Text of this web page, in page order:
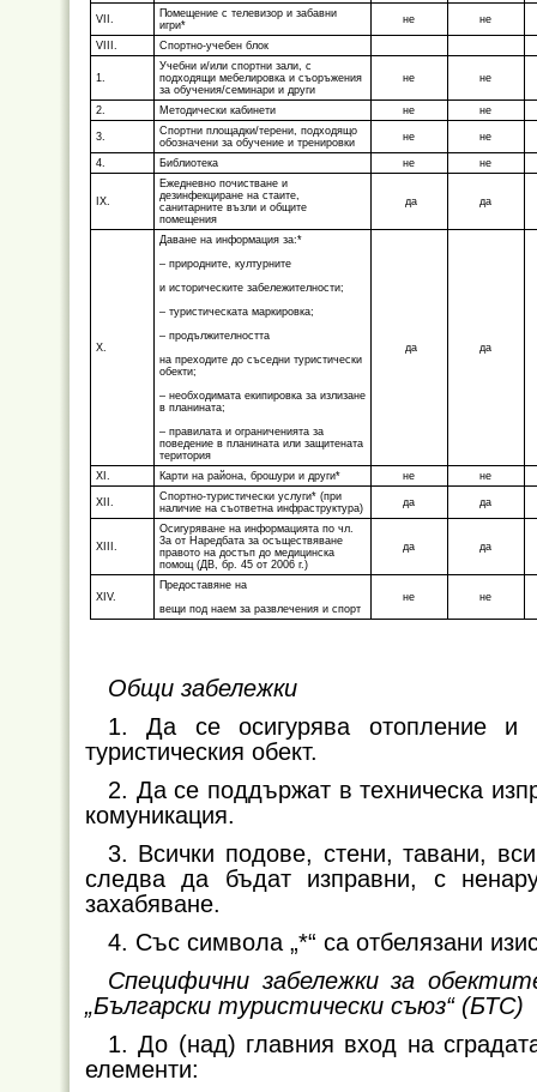
VII.
Помещение с телевизор и забавни
игри*
не не
VIII. Спортно-учебен блок
1.
Учебни и/или спортни зали, с
подходящи мебелировка и съоръжения
за обучения/семинари и други
не не
2. Методически кабинети не не
3.
Спортни площадки/терени, подходящо
обозначени за обучение и тренировки
не не
4. Библиотека не не
IХ.
Ежедневно почистване и
дезинфекциране на стаите,
санитарните възли и общите
помещения
да да
Х.
Даване на информация за:*
– природните, културните
и историческите забележителности;
– туристическата маркировка;
– продължителността
на преходите до съседни туристически
обекти;
– необходимата екипировка за излизане
в планината;
– правилата и ограниченията за
поведение в планината или защитената
територия
да да
ХI. Карти на района, брошури и други* не не
XII.
Спортно-туристически услуги* (при
наличие на съответна инфраструктура)
да да
XIII.
Осигуряване на информацията по чл.
3а от Наредбата за осъществяване
правото на достъп до медицинска
помощ (ДВ, бр. 45 от 2006 г.)
да да
XIV.
Предоставяне на
вещи под наем за развлечения и спорт
не не
Общи забележки
1. Да се осигурява отопление и
туристическия обект.
2. Да се поддържат в техническа
комуникация.
3. Всички подове, стени, тавани,
следва да бъдат изправни, с
захабяване.
4. Със символа „*“ са отбелязани
Специфични забележки за
„Български туристически съюз“ (БТС)
1. До (над) главния вход на
елементи: